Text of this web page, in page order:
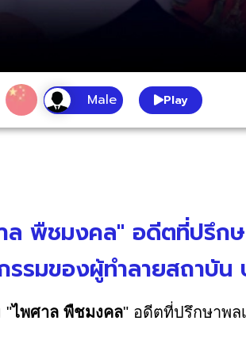
Play
ล พืชมงคล" อดีตที่ปรึก
รมของผู้ทำลายสถาบัน
"ไพศาล พืชมงคล" อดีตที่ปรึกษาพล